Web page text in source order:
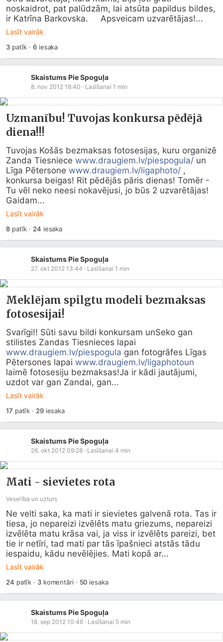
noskaidrot, pat palūdzām, lai atsūta papildus bildes,
ir Katrīna Barkovska.     Apsveicam uzvarētājas!...
Lasīt vairāk
3patīk ·6iesaka
Skaistums Pie Spoguļa
8. nov 2012 18:40 · Lasīšanai 1 min
Uzmanību! Tuvojas konkursa pēdējā
diena!!!
Tuvojas Košās bezmaksas fotosesijas, kuru organizē
Zanda Tiesniece www.draugiem.lv/piespogula/ un
Līga Pētersone www.draugiem.lv/ligaphoto/ ,
konkursa beigas! Rit pēdējās pāris dienas! Tomēr -
Tu vēl neko neesi nokavējusi, jo būs 2 uzvarētājas!
Gaidam...
Lasīt vairāk
8patīk · 24 iesaka
Skaistums Pie Spoguļa
27. okt 2012 13:44 · Lasīšanai 1 min
Meklējam spilgtu modeli bezmaksas
fotosesijai!
Svarīgi!! Sūti savu bildi konkursam unSeko gan
www.draugiem.lv/piespogula gan fotogrāfes Līgas
Pētersones lapai www.draugiem.lv/ligaphotoun
laimē fotosesiju bezmaksas!Ja ir kādi jautājumi,
uzdot var gan Zandai, gan...
Lasīt vairāk
17 patīk · 29iesaka
Skaistums Pie Spoguļa
26. okt 2012 09:28 · Lasīšanai 4 min
Mati - sievietes rota
Veselība un uzturs
Ne velti saka, ka mati ir sievietes galvenā rota. Tas ir
tiesa, jo nepareizi izvēlēts matu griezums, nepareizi
izvēlēta matu krāsa vai, ja viss ir izvēlēts pareizi, bet
tie ir netīri, tad mati par tās īpašnieci atstās tādu
iespaidu, kādu nevēlējies. Mati kopā ar...
Lasīt vairāk
24 patīk · 3komentāri · 50 iesaka
Skaistums Pie Spoguļa
18. sep 2012 10:46 · Lasīšanai 5 min